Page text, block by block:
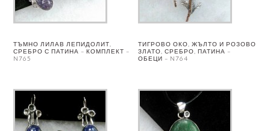
ТЪМНО ЛИЛАВ ЛЕПИДОЛИТ,
СРЕБРО С ПАТИНА – КОМПЛЕКТ –
N765
ТИГРОВО ОКО, ЖЪЛТО И РОЗОВО
ЗЛАТО, СРЕБРО, ПАТИНА –
ОБЕЦИ – N764